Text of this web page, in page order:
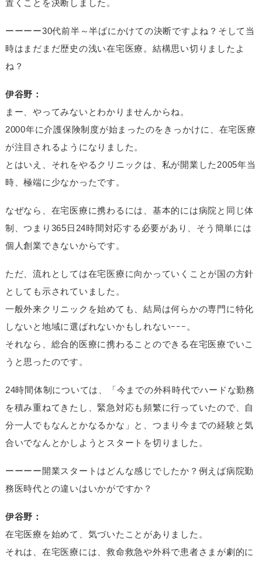
置くことを決断しました。
ーーーー30代前半～半ばにかけての決断ですよね？そして当
時はまだまだ歴史の浅い在宅医療。結構思い切りましたよ
ね？
伊谷野：
まー、やってみないとわかりませんからね。
2000年に介護保険制度が始まったのをきっかけに、在宅医療
が注目されるようになりました。
とはいえ、それをやるクリニックは、私が開業した2005年当
時、極端に少なかったです。
なぜなら、在宅医療に携わるには、基本的には病院と同じ体
制、つまり365日24時間対応する必要があり、そう簡単には
個人創業できないからです。
ただ、流れとしては在宅医療に向かっていくことが国の方針
としても示されていました。
一般外来クリニックを始めても、結局は何らかの専門に特化
しないと地域に選ばれないかもしれないｰｰｰ。
それなら、総合的医療に携わることのできる在宅医療でいこ
うと思ったのです。
24時間体制については、「今までの外科時代でハードな勤務
を積み重ねてきたし、緊急対応も頻繁に行っていたので、自
分一人でもなんとかなるかな」と、つまり今までの経験と気
合いでなんとかしようとスタートを切りました。
ーーーー開業スタートはどんな感じでしたか？例えば病院勤
務医時代との違いはいかがですか？
伊谷野：
在宅医療を始めて、気づいたことがありました。
それは、在宅医療には、救命救急や外科で患者さまが劇的に